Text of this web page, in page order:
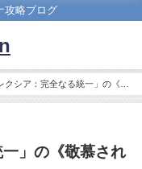
攻略ブログ
クシア：完全なる統一」の《敬
一」の《敬慕され